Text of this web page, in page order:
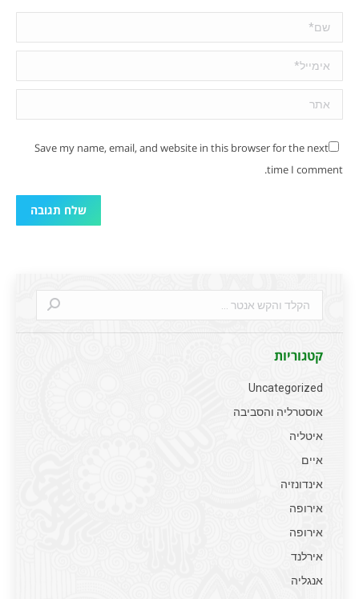
שם *
אימייל *
אתר
Save my name, email, and website in this browser for the next
time I comment.
שלח תגובה
Search:
קטגוריות
Uncategorized
אוסטרליה והסביבה
איטליה
איים
אינדונזיה
אירופה
אירופה
אירלנד
אנגליה